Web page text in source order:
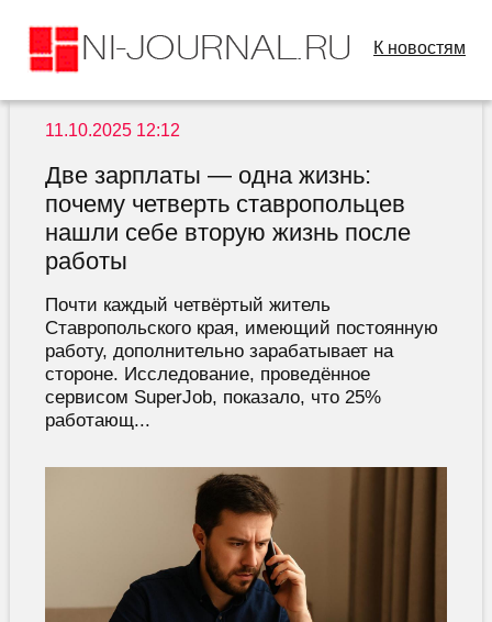
К новостям
11.10.2025 12:12
Две зарплаты — одна жизнь:
почему четверть ставропольцев
нашли себе вторую жизнь после
работы
Почти каждый четвёртый житель
Ставропольского края, имеющий постоянную
работу, дополнительно зарабатывает на
стороне. Исследование, проведённое
сервисом SuperJob, показало, что 25%
работающ...